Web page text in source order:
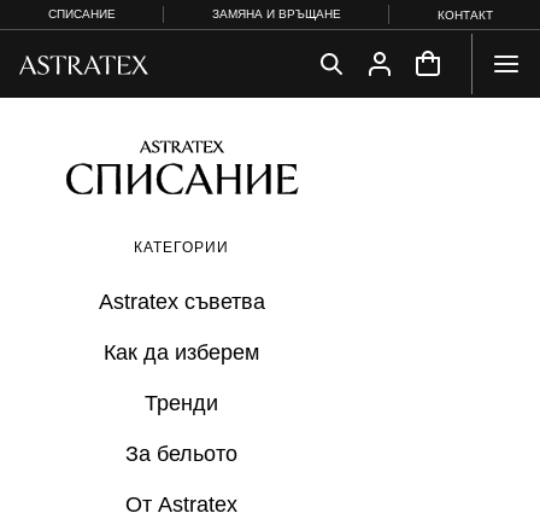
СПИСАНИЕ ЗАМЯНА И ВРЪЩАНЕ КОНТАКТ
КАТЕГОРИИ
Astratex съветвa
Как да изберем
Тренди
За бельото
От Astratex